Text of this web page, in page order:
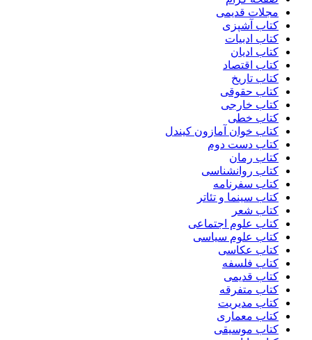
مجلات قدیمی
کتاب آشپزی
کتاب ادبیات
کتاب ادیان
کتاب اقتصاد
کتاب تاریخ
کتاب حقوقی
کتاب خارجی
کتاب خطی
کتاب خوان آمازون کیندل
کتاب دست دوم
کتاب رمان
کتاب روانشناسی
کتاب سفرنامه
کتاب سینما و تئاتر
کتاب شعر
کتاب علوم اجتماعی
کتاب علوم سیاسی
کتاب عکاسی
کتاب فلسفه
کتاب قدیمی
کتاب متفرقه
کتاب مدیریت
کتاب معماری
کتاب موسیقی